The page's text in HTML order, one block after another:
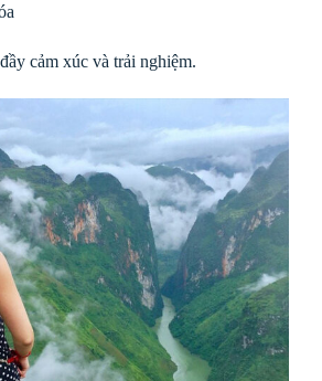
cảm xúc và trải nghiệm.